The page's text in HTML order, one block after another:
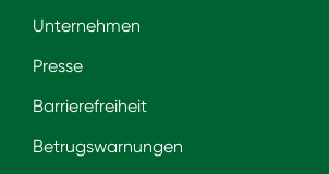
Unternehmen
Presse
Barrierefreiheit
Betrugswarnungen